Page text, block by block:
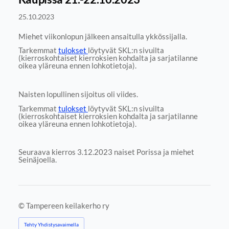
25.10.2023
Miehet viikonlopun jälkeen ansaitulla ykkössijalla.
Tarkemmat tulokset löytyvät SKL:n sivuilta
(kierroskohtaiset kierroksien kohdalta ja sarjatilanne
oikea yläreuna ennen lohkotietoja).
Naisten lopullinen sijoitus oli viides.
Tarkemmat tulokset löytyvät SKL:n sivuilta
(kierroskohtaiset kierroksien kohdalta ja sarjatilanne
oikea yläreuna ennen lohkotietoja).
Seuraava kierros 3.12.2023 naiset Porissa ja miehet
Seinäjoella.
©Tampereen keilakerho ry
Tehty Yhdistysavaimella